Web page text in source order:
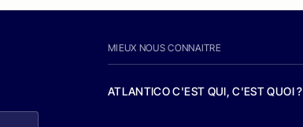
MIEUX NOUS CONNAITRE
ATLANTICO C'EST QUI, C'EST QUOI ?